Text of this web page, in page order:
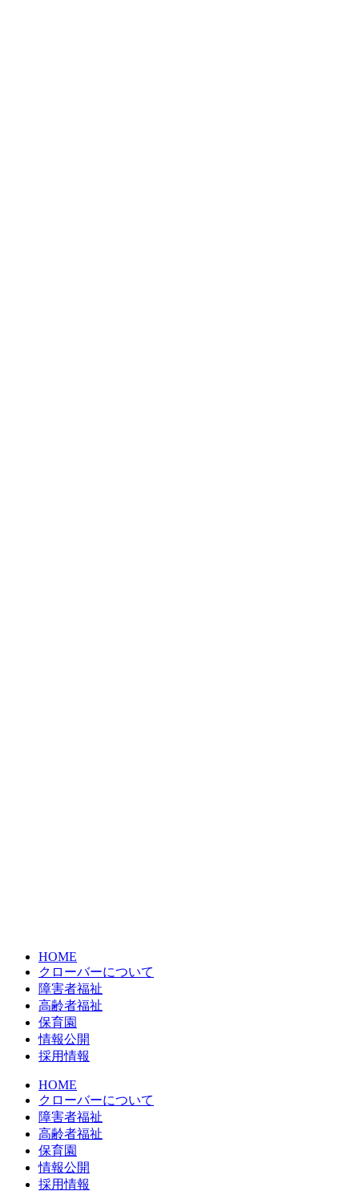
HOME
クローバーについて
障害者福祉
高齢者福祉
保育園
情報公開
採用情報
HOME
クローバーについて
障害者福祉
高齢者福祉
保育園
情報公開
採用情報